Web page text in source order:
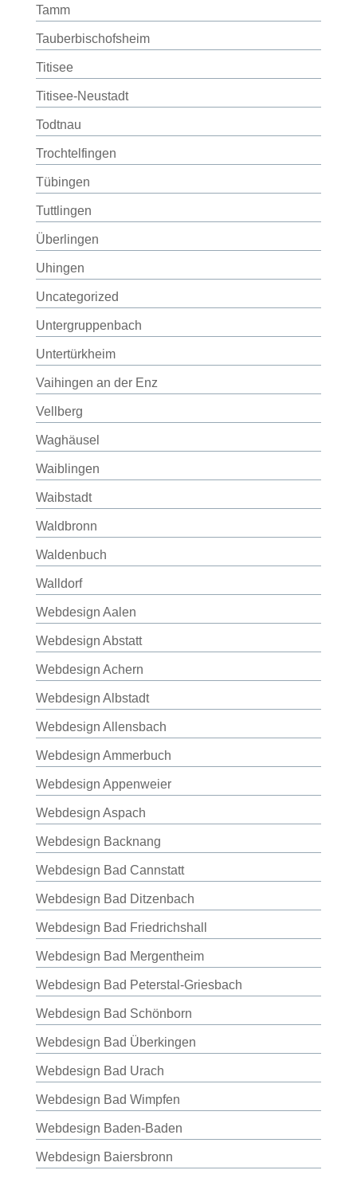
Tamm
Tauberbischofsheim
Titisee
Titisee-Neustadt
Todtnau
Trochtelfingen
Tübingen
Tuttlingen
Überlingen
Uhingen
Uncategorized
Untergruppenbach
Untertürkheim
Vaihingen an der Enz
Vellberg
Waghäusel
Waiblingen
Waibstadt
Waldbronn
Waldenbuch
Walldorf
Webdesign Aalen
Webdesign Abstatt
Webdesign Achern
Webdesign Albstadt
Webdesign Allensbach
Webdesign Ammerbuch
Webdesign Appenweier
Webdesign Aspach
Webdesign Backnang
Webdesign Bad Cannstatt
Webdesign Bad Ditzenbach
Webdesign Bad Friedrichshall
Webdesign Bad Mergentheim
Webdesign Bad Peterstal-Griesbach
Webdesign Bad Schönborn
Webdesign Bad Überkingen
Webdesign Bad Urach
Webdesign Bad Wimpfen
Webdesign Baden-Baden
Webdesign Baiersbronn